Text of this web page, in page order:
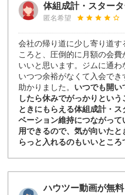
体組成計・スター
匿名希望
会社の帰り道に少し寄り道す
ころと、圧倒的に月額の会費
いいと思います。ジムに通
いつつ余裕がなくて入会で
助かりました。 いつでも開い
したら休みでがっかりとい
ときにもらえる体組成計・
ベーション維持につながって
用できるので、気が向いた
らっと入れるのもいいところ
ハウツー動画が無料